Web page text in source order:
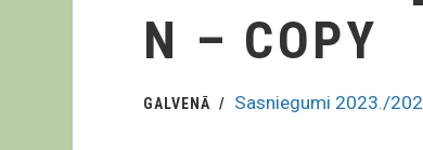
N – COPY
GALVENĀ Sasniegumi 2023./